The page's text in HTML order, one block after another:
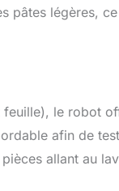
tous les
d'accéder
d'aspiration
pâtes légères,
le robot
afin de
allant au